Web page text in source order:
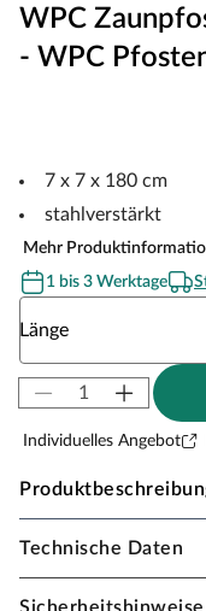
WPC
- WPC
7 x 7 x 180 cm
stahlverstärkt
Mehr
1 bis 3 Werktage
Länge
Individuelles Angebot
Outgarden WPC
Technische Daten